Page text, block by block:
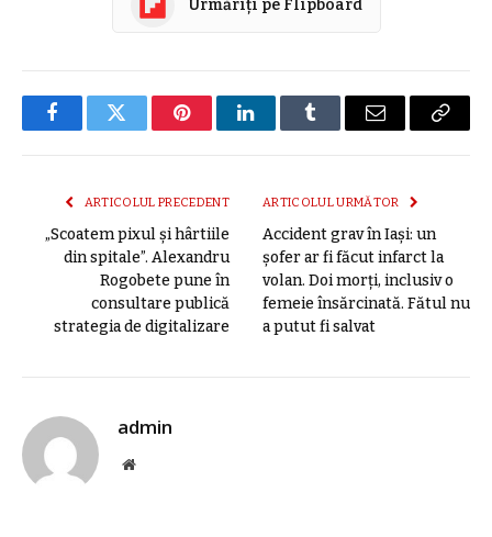
Urmăriți pe Flipboard
FacebookTwitter PinterestLinkedInTumblr E-
ARTICOLUL PRECEDENT
„Scoatem pixul şi hârtiile
din spitale”. Alexandru
Rogobete pune în
consultare publică
strategia de digitalizare
ARTICOLUL URMĂTOR
Accident grav în Iași: un
șofer ar fi făcut infarct la
volan. Doi morți, inclusiv o
femeie însărcinată. Fătul nu
a putut fi salvat
admin
Site